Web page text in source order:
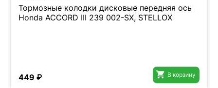
Тормозные колодки дисковые передняя ось
Honda ACCORD III 239 002-SX, STELLOX
449 ₽  В корзину